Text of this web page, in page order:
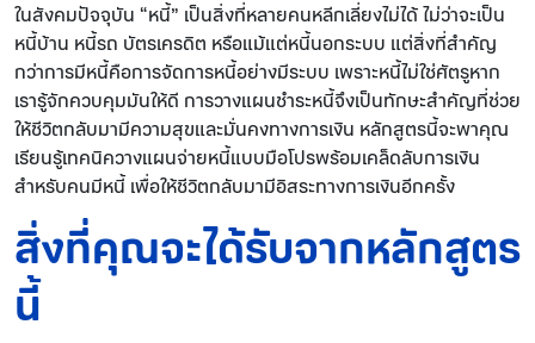
ในสังคมปัจจุบัน “หนี้” เป็นสิ่งที่หลายคนหลีกเลี่ยงไม่ได้ ไม่ว่าจะเป็น
หนี้บ้าน หนี้รถ บัตรเครดิต หรือแม้แต่หนี้นอกระบบ แต่สิ่งที่สำคัญ
กว่าการมีหนี้คือการจัดการหนี้อย่างมีระบบ เพราะหนี้ไม่ใช่ศัตรูหาก
เรารู้จักควบคุมมันให้ดี การวางแผนชำระหนี้จึงเป็นทักษะสำคัญที่ช่วย
ให้ชีวิตกลับมามีความสุขและมั่นคงทางการเงิน หลักสูตรนี้จะพาคุณ
เรียนรู้เทคนิควางแผนจ่ายหนี้แบบมือโปรพร้อมเคล็ดลับการเงิน
สำหรับคนมีหนี้ เพื่อให้ชีวิตกลับมามีอิสระทางการเงินอีกครั้ง
สิ่งที่คุณจะได้รับจากหลักสูตร
นี้